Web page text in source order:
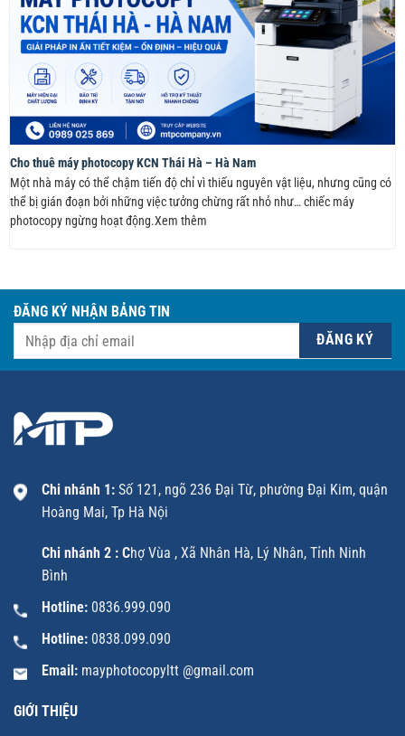
Cho thuê máy photocopy KCN Thái Hà – Hà Nam
Một nhà máy có thể chậm tiến độ chỉ vì thiếu nguyên vật liệu, nhưng cũng có
thể bị gián đoạn bởi những việc tưởng chừng rất nhỏ như… chiếc máy
photocopy ngừng hoạt động.Xem thêm
ĐĂNG KÝ NHẬN BẢNG TIN
Chi nhánh 1: Số 121, ngõ 236 Đại Từ, phường Đại Kim, quận
Hoàng Mai, Tp Hà Nội
Chi nhánh 2 : Chợ Vùa , Xã Nhân Hà, Lý Nhân, Tỉnh Ninh
Bình
Hotline: 0836.999.090
Hotline: 0838.099.090
Email: mayphotocopyltt @gmail.com
GIỚI THIỆU